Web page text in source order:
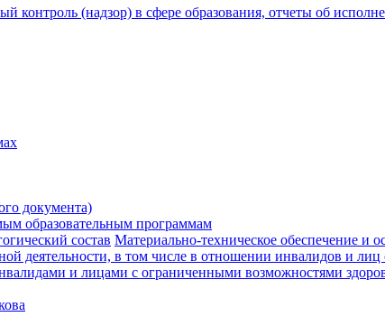
контроль (надзор) в сфере образования, отчеты об
документа)
образовательным программам
состав Материально-техническое обеспечение и
деятельности, в том числе в отношении инвалидов и
и лицами с ограниченными возможностями